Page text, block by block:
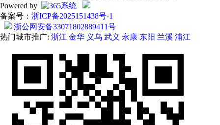
Powered by
备案号： 浙ICP备2025151438号-1
浙公网安备33071802889411号
热门城市推广: 浙江 金华 义乌 武义 永康 东阳 兰溪 浦江